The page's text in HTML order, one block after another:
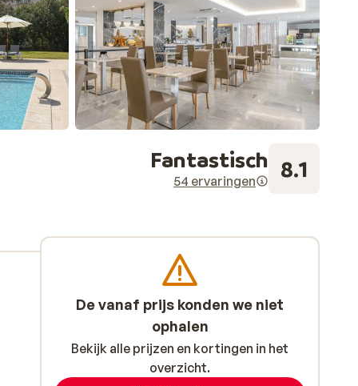
Fantastisch
54 ervaringen 8.1
De vanaf prijs konden we niet
ophalen
Bekijk alle prijzen en kortingen in het
overzicht.